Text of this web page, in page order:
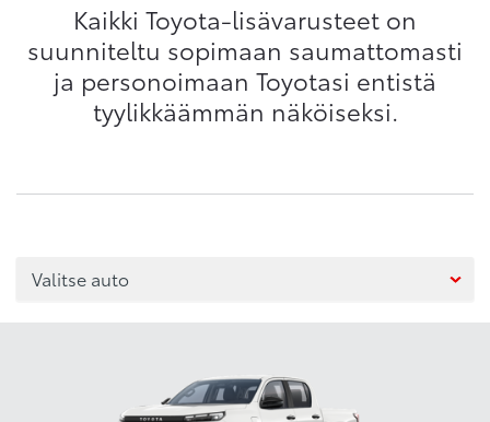
Kaikki Toyota-lisävarusteet on
suunniteltu sopimaan saumattomasti
ja personoimaan Toyotasi entistä
tyylikkäämmän näköiseksi.